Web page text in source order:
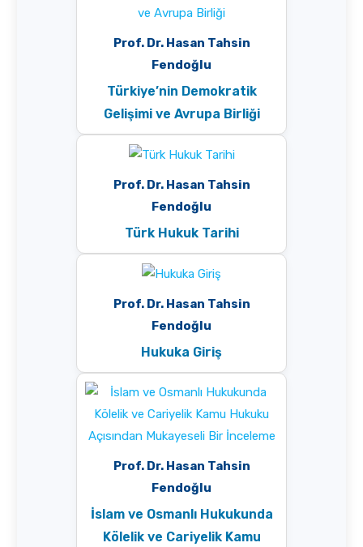
Prof. Dr. Hasan Tahsin
Fendoğlu
Türkiye’nin Demokratik
Gelişimi ve Avrupa Birliği
Prof. Dr. Hasan Tahsin
Fendoğlu
Türk Hukuk Tarihi
Prof. Dr. Hasan Tahsin
Fendoğlu
Hukuka Giriş
Prof. Dr. Hasan Tahsin
Fendoğlu
İslam ve Osmanlı Hukukunda
Kölelik ve Cariyelik Kamu